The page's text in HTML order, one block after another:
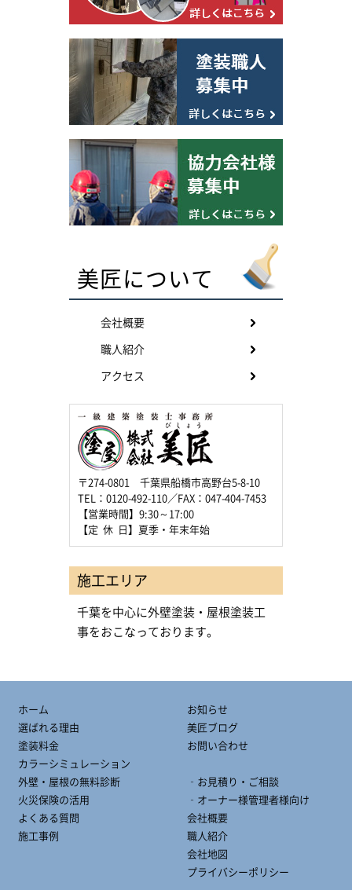
美匠について
会社概要
職人紹介
アクセス
〒274-0801 千葉県船橋市高野台5-8-10
TEL：0120-492-110／FAX：047-404-7453
【営業時間】9:30～17:00
【定 休 日】夏季・年末年始
施工エリア
千葉を中心に外壁塗装・屋根塗装工
事をおこなっております。
ホーム
選ばれる理由
塗装料金
カラーシミュレーション
外壁・屋根の無料診断
火災保険の活用
よくある質問
施工事例
お知らせ
美匠ブログ
お問い合わせ
‐お見積り・ご相談
‐オーナー様管理者様向け
会社概要
職人紹介
会社地図
プライバシーポリシー